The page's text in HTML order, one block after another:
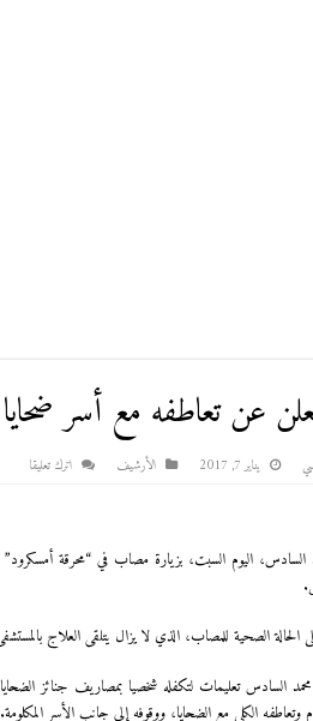
عن تعاطفه مع أسر
يناير 7, 2017 اﻷرشيف اترك تعليقا
السادس، اليوم السبت، بزيارة مصاب في “محرقة أمسكرود”
الحالة الصحية للمصاب، الذي لا يزال يتلقى العلاج
السادس تعليمات لتكفله شخصيا بمصاريف جنائز
وتعاطفه الكلي مع الضحايا، ووقوفه إلى جانب الأسر المكلومة.